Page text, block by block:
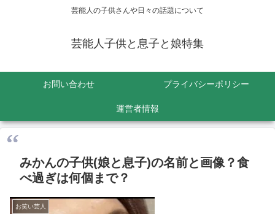
芸能人の子供さんや日々の話題について
芸能人子供と息子と娘特集
お問い合わせ プライバシーポリシー
運営者情報
みかんの子供(娘と息子)の名前と画像？食
べ過ぎは何個まで？
お笑い芸人